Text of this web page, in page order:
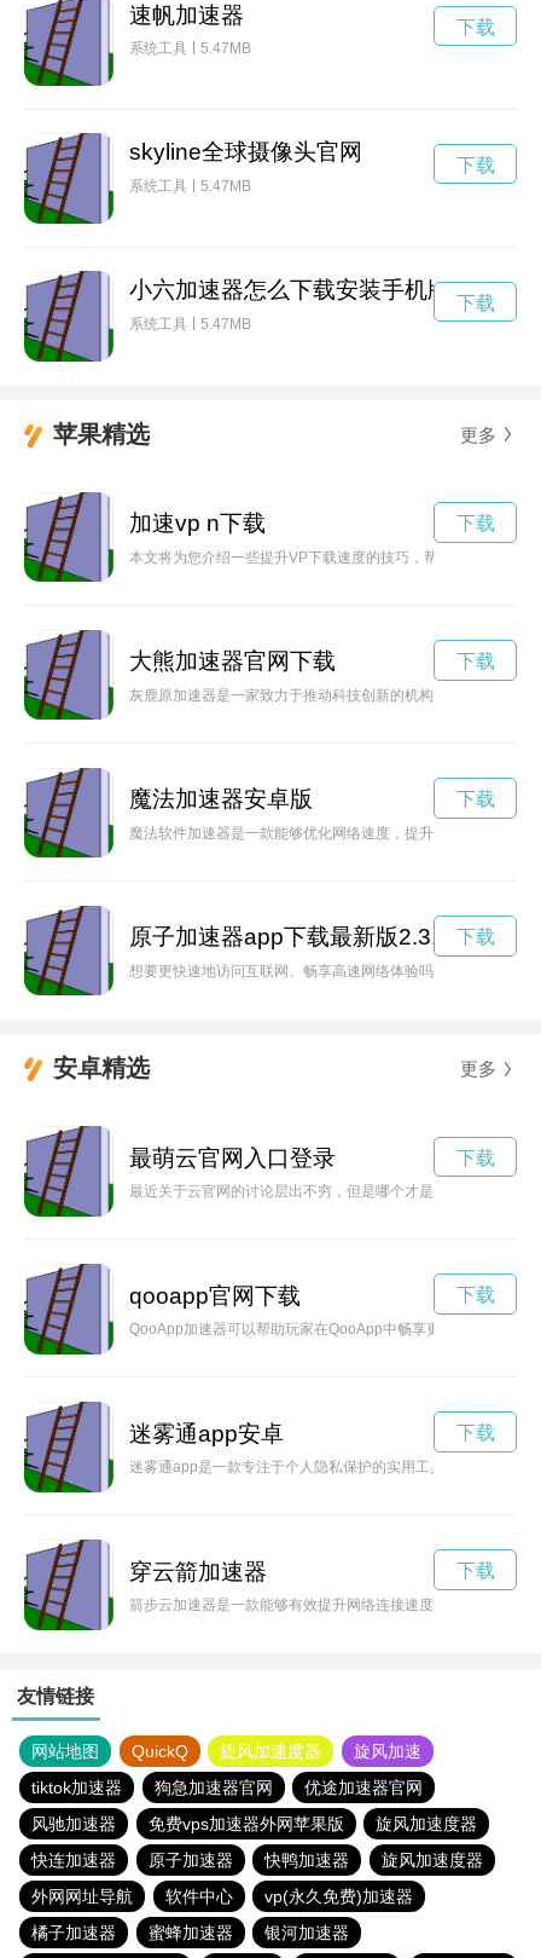
速帆加速器
系统工具 5.47MB
下载
skyline全球摄像头官网
系统工具 5.47MB
下载
小六加速器怎么下载安装手机版
系统工具 5.47MB
下载
苹果精选 更多
加速vp n下载
本文将为您介绍一些提升VP下载速度的技巧，帮助您在工作、
下载
大熊加速器官网下载
灰鹿原加速器是一家致力于推动科技创新的机构，为初创企业
下载
魔法加速器安卓版
魔法软件加速器是一款能够优化网络速度，提升上网体验的神
下载
原子加速器app下载最新版2.3.25
想要更快速地访问互联网、畅享高速网络体验吗？赶紧下载原
下载
安卓精选 更多
最萌云官网入口登录
最近关于云官网的讨论层出不穷，但是哪个才是最萌的呢？本
下载
qooapp官网下载
QooApp加速器可以帮助玩家在QooApp中畅享更流畅的游戏体
下载
迷雾通app安卓
迷雾通app是一款专注于个人隐私保护的实用工具软件，为用
下载
穿云箭加速器
箭步云加速器是一款能够有效提升网络连接速度的工具，让用
下载
友情链接
网站地图 QuickQ 旋风加速度器
旋风加速
tiktok加速器
狗急加速器官网
优途加速器官网
风驰加速器
免费vps加速器外网苹果版
旋风加速度器
快连加速器
原子加速器 快鸭加速器
旋风加速度器
外网网址导航
软件中心
vp(永久免费)加速器
橘子加速器
蜜蜂加速器 银河加速器